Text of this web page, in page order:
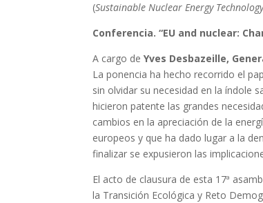
(Sustainable Nuclear Energy
Conferencia. “EU and nuclear:
A cargo deYves Desbazeille,
La ponencia ha hecho recorrido el
sin olvidar su necesidad en la índole
hicieron patente las grandes
cambios en la apreciación de la
europeos y que ha dado lugar a la
finalizar se expusieron las
El acto de clausura de esta 17ª
la Transición Ecológica y Reto